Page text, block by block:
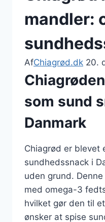
mandler:
AfChiagrød.dk 20.
som sund
Danmark
Chiagrød er blevet
sundhedssnack i
uden grund.
med omega-3
hvilket gør den til
ønsker at spise